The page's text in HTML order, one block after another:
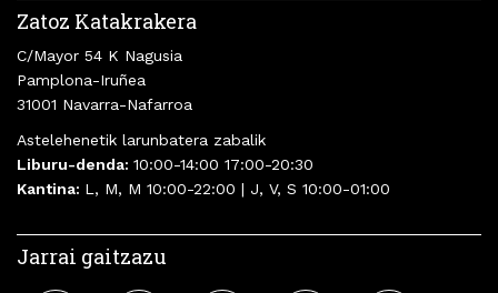
Zatoz Katakrakera
C/Mayor 54 K Nagusia
Pamplona-Iruñea
31001 Navarra-Nafarroa
Astelehenetik larunbatera zabalik
Liburu-denda: 10:00-14:00 17:00-20:30
Kantina: L, M, M 10:00-22:00 | J, V, S 10:00-01:00
Jarrai gaitzazu